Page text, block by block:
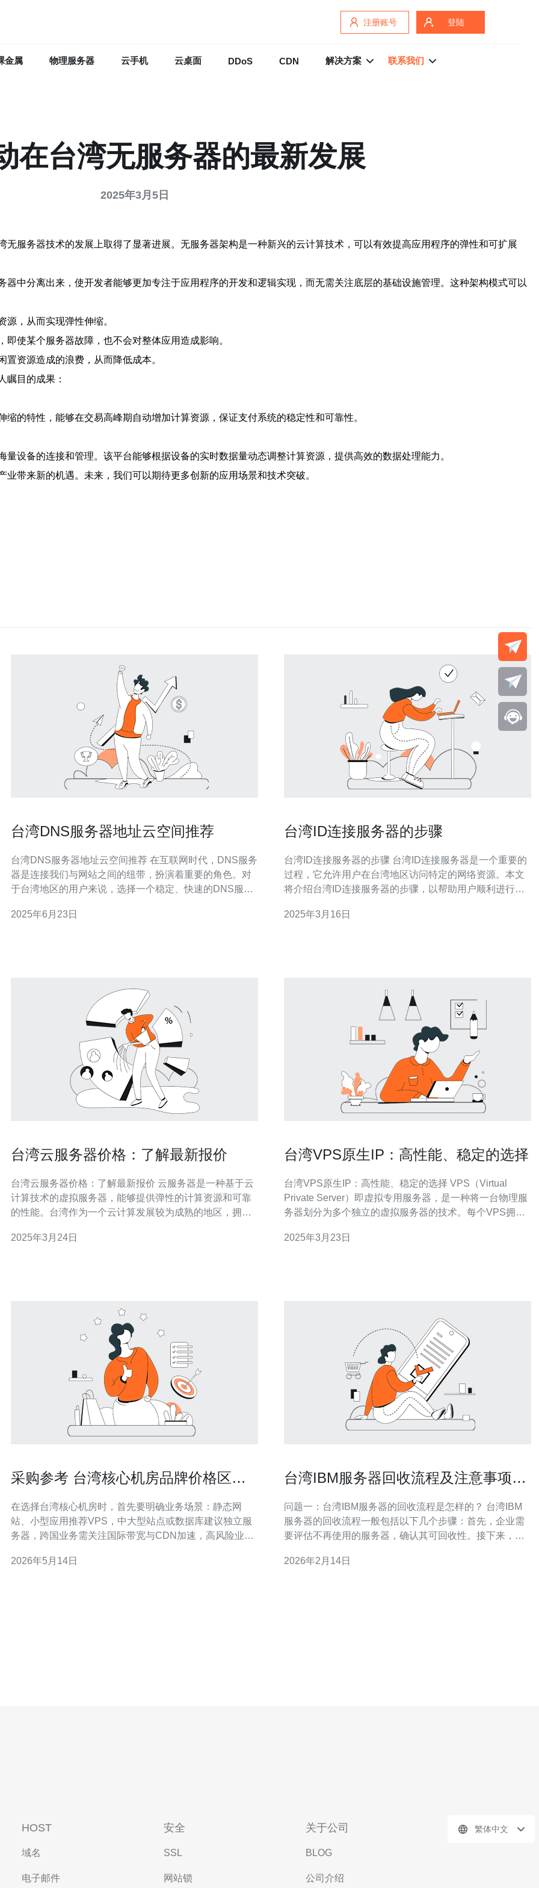
注册账号 登陆
金属 物理服务器 云手机 云桌面 DDoS CDN 解决方案 联系我们
在台湾无服务器的最新发展
2025年3月5日
服务器技术的发展上取得了显著进展。无服务器架构是一种新兴的云计算技术，可以有效提高应用程序的弹性和可扩展
中分离出来，使开发者能够更加专注于应用程序的开发和逻辑实现，而无需关注底层的基础设施管理。这种架构模式可以
，从而实现弹性伸缩。
使某个服务器故障，也不会对整体应用造成影响。
资源造成的浪费，从而降低成本。
瞩目的成果：
的特性，能够在交易高峰期自动增加计算资源，保证支付系统的稳定性和可靠性。
设备的连接和管理。该平台能够根据设备的实时数据量动态调整计算资源，提供高效的数据处理能力。
带来新的机遇。未来，我们可以期待更多创新的应用场景和技术突破。
台湾DNS服务器地址云空间推荐
台湾DNS服务器地址云空间推荐 在互联网时代，DNS服务
器是连接我们与网站之间的纽带，扮演着重要的角色。对
于台湾地区的用户来说，选择一个稳定、快速的DNS服务
DNS服务器地址云空间。 1. Google DNS：8.8.8.8、
2025年6月23日
台湾ID连接服务器的步骤
台湾ID连接服务器的步骤 台湾ID连接服务器是一个重要的
过程，它允许用户在台湾地区访问特定的网络资源。本文
将介绍台湾ID连接服务器的步骤，以帮助用户顺利进行连
择应基于用户的需求和所访问的网络资源的位置。在台湾
2025年3月16日
台湾云服务器价格：了解最新报价
台湾云服务器价格：了解最新报价 云服务器是一种基于云
计算技术的虚拟服务器，能够提供弹性的计算资源和可靠
的性能。台湾作为一个云计算发展较为成熟的地区，拥有
器。了解台湾云服务器的价格对于选择合适的云服务提供
2025年3月24日
台湾VPS原生IP：高性能、稳定的选择
台湾VPS原生IP：高性能、稳定的选择 VPS（Virtual
Private Server）即虚拟专用服务器，是一种将一台物理服
务器划分为多个独立的虚拟服务器的技术。每个VPS拥有
置软件。 台湾拥有良好的网络基础设施和充足的网络带
2025年3月23日
采购参考 台湾核心机房品牌价格区间
在选择台湾核心机房时，首先要明确业务场景：静态网
站、小型应用推荐VPS，中大型站点或数据库建议独立服
务器，跨国业务需关注国际带宽与CDN加速，高风险业务
起价在每月约NT$150-800（约USD $5-25），配置与带宽
2026年5月14日
台湾IBM服务器回收流程及注意事项详
问题一：台湾IBM服务器的回收流程是怎样的？ 台湾IBM
服务器的回收流程一般包括以下几个步骤：首先，企业需
要评估不再使用的服务器，确认其可回收性。接下来，企
后，回收公司会安排时间上门取件，或指定地点进行回
2026年2月14日
HOST
域名
电子邮件
安全
SSL
网站锁
关于公司
BLOG
公司介绍
繁体中文